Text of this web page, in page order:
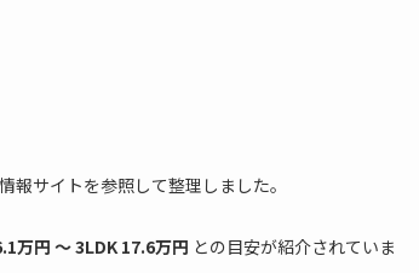
報サイトを参照して整理しました。
万円 〜 3LDK 17.6万円 との目安が紹介されていま